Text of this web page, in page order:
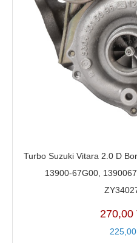
Turbo Suzuki Vitara 2.0 D
13900-67G00,
270,00